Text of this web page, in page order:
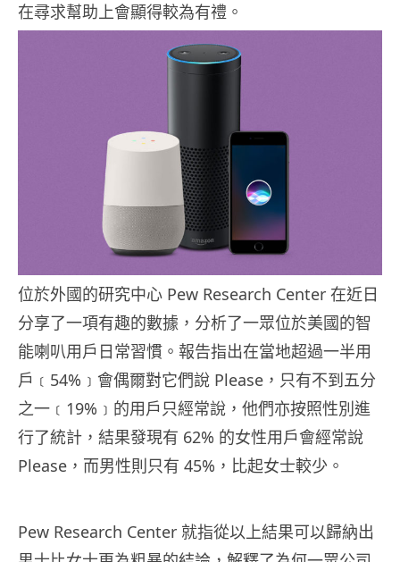
在尋求幫助上會顯得較為有禮。
位於外國的研究中心 Pew Research Center 在近日
分享了一項有趣的數據，分析了一眾位於美國的智
能喇叭用戶日常習慣。報告指出在當地超過一半用
戶﹝54%﹞會偶爾對它們說 Please，只有不到五分
之一﹝19%﹞的用戶只經常說，他們亦按照性別進
行了統計，結果發現有 62% 的女性用戶會經常說
Please，而男性則只有 45%，比起女士較少。
Pew Research Center 就指從以上結果可以歸納出